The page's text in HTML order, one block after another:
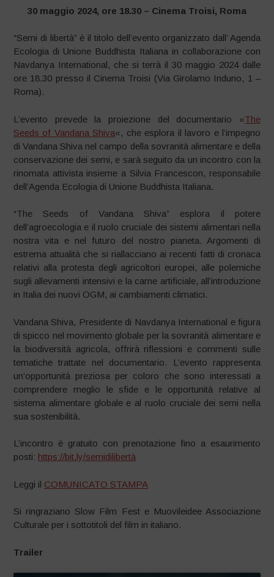
30 maggio 2024, ore 18.30 – Cinema Troisi, Roma
“Semi di libertà” è il titolo dell’evento organizzato dall’ Agenda
Ecologia di Unione Buddhista Italiana in collaborazione con
Navdanya International, che si terrà il 30 maggio 2024 dalle
ore 18.30 presso il Cinema Troisi (Via Girolamo Induno, 1 –
Roma).
L’evento prevede la proiezione del documentario «The
Seeds of Vandana Shiva«, che esplora il lavoro e l’impegno
di Vandana Shiva nel campo della sovranità alimentare e della
conservazione dei semi, e sarà seguito da un incontro con la
rinomata attivista insieme a Silvia Francescon, responsabile
dell’Agenda Ecologia di Unione Buddhista Italiana.
“The Seeds of Vandana Shiva” esplora il potere
dell’agroecologia e il ruolo cruciale dei sistemi alimentari nella
nostra vita e nel futuro del nostro pianeta. Argomenti di
estrema attualità che si riallacciano ai recenti fatti di cronaca
relativi alla protesta degli agricoltori europei, alle polemiche
sugli allevamenti intensivi e la carne artificiale, all’introduzione
in Italia dei nuovi OGM, ai cambiamenti climatici.
Vandana Shiva, Presidente di Navdanya International e figura
di spicco nel movimento globale per la sovranità alimentare e
la biodiversità agricola, offrirà riflessioni e commenti sulle
tematiche trattate nel documentario. L’evento rappresenta
un’opportunità preziosa per coloro che sono interessati a
comprendere meglio le sfide e le opportunità relative al
sistema alimentare globale e al ruolo cruciale dei semi nella
sua sostenibilità.
L’incontro è gratuito con prenotazione fino a esaurimento
posti: https://bit.ly/semidilibertà
Leggi il COMUNICATO STAMPA
Si ringraziano Slow Film Fest e Muovileidee Associazione
Culturale per i sottotitoli del film in italiano.
Trailer